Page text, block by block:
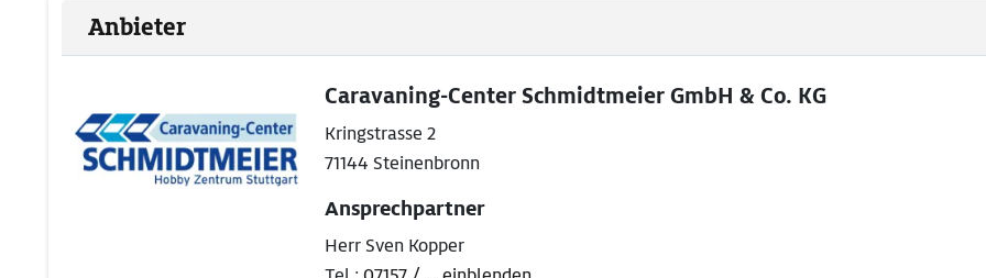
Anbieter
Caravaning-Center Schmidtmeier GmbH & Co. KG
Kringstrasse 2
71144 Steinenbronn
Ansprechpartner
Herr Sven Kopper